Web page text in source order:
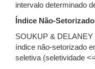
intervalo determinado
Índice Não-Setorizado
SOUKUP & DELANEY
índice não-setorizado
seletiva (seletividade